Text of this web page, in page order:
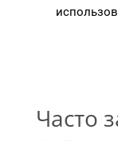
Часто